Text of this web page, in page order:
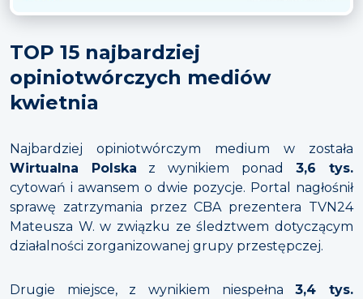
TOP 15 najbardziej
opiniotwórczych mediów
kwietnia
Najbardziej opiniotwórczym medium w została
Wirtualna Polska z wynikiem ponad
3,6 tys.
cytowań i awansem o dwie pozycje. Portal nagłośnił
sprawę zatrzymania przez CBA prezentera TVN24
Mateusza W. w związku ze śledztwem dotyczącym
działalności zorganizowanej grupy przestępczej.
Drugie miejsce, z wynikiem niespełna3,4 tys.